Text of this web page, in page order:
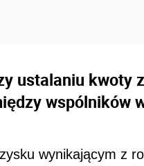
ustalaniu kwoty
wspólników
wynikającym z